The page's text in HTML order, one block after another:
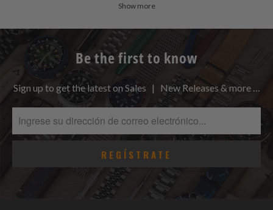
Show more
Be the first to know
Sign up to get the latest on Sales | New Releases & more …